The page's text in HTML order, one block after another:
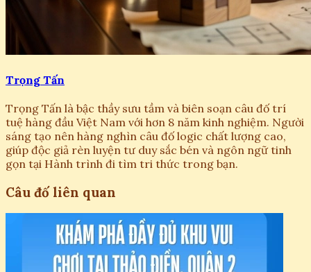
Trọng Tấn
Trọng Tấn là bậc thầy sưu tầm và biên soạn câu đố trí
tuệ hàng đầu Việt Nam với hơn 8 năm kinh nghiệm. Người
sáng tạo nên hàng nghìn câu đố logic chất lượng cao,
giúp độc giả rèn luyện tư duy sắc bén và ngôn ngữ tinh
gọn tại Hành trình đi tìm tri thức trong bạn.
Câu đố liên quan